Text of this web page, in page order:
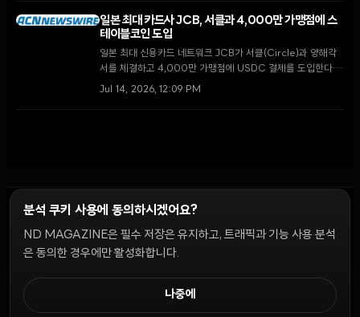
일본 최대 카드사 JCB, 서클과 4,000만 가맹점에 스
테이블코인 도입
일본 최대 신용카드 네트워크 JCB가 서클(Circle)과 양해각
서를 체결하고 4,000만 가맹점에 USDC 결제를 도입한다.
이는 일본 금융청의 규제 개편에 따른 조치로, 현금 중심의 일
Jul 14, 2026, 12:09 PM
윤리 원칙 Discord 봇캠페인 가이드커뮤니티 랭킹
쿠키 설정
분석 쿠키 사용에 동의하시겠어요?
ND MAGAZINE은 필수 저장은 유지하고, 트래픽과 기능 사용 분석
은 동의한 경우에만 활성화합니다.
나중에